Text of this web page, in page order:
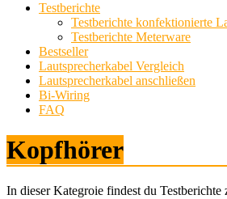
Testberichte
Testberichte konfektionierte
Testberichte Meterware
Bestseller
Lautsprecherkabel Vergleich
Lautsprecherkabel anschließen
Bi-Wiring
FAQ
Kopfhörer
In dieser Kategroie findest du